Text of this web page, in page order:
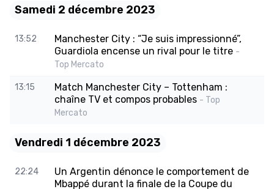
Samedi 2 décembre 2023
13:52
Manchester City : “Je suis impressionné”,
Guardiola encense un rival pour le titre -
Top Mercato
13:15
Match Manchester City – Tottenham :
chaîne TV et compos probables - Top
Mercato
Vendredi 1 décembre 2023
22:24
Un Argentin dénonce le comportement de
Mbappé durant la finale de la Coupe du